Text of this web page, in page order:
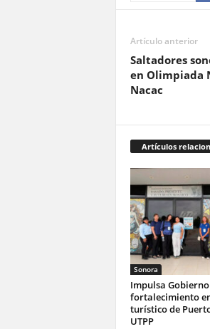
Artículo anterior
Saltadores
en Olimpiada
Nacac
Artículos
Sonora
Impulsa
fortalecimiento
turístico de
UTPP